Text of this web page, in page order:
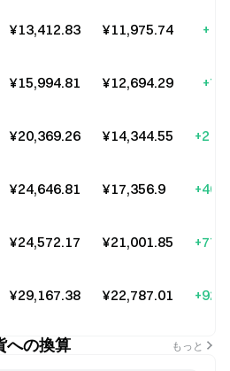
¥13,412.83 ¥11,975.74
¥15,994.81 ¥12,694.29
¥20,369.26 ¥14,344.55
¥24,646.81 ¥17,356.9
¥24,572.17 ¥21,001.85
¥29,167.38 ¥22,787.01
への換算 もっと